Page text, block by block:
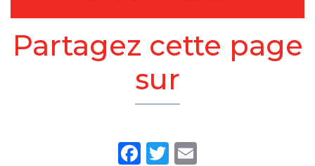
Partagez cette page
sur
Facebook
Twitter